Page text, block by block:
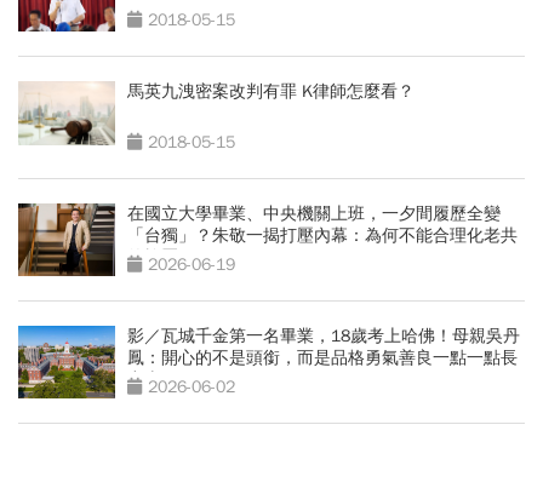
2018-05-15
馬英九洩密案改判有罪 K律師怎麼看？
2018-05-15
在國立大學畢業、中央機關上班，一夕間履歷全變
「台獨」？朱敬一揭打壓內幕：為何不能合理化老共
的施壓
2026-06-19
影／瓦城千金第一名畢業，18歲考上哈佛！母親吳丹
鳳：開心的不是頭銜，而是品格勇氣善良一點一點長
出來2026-06-02